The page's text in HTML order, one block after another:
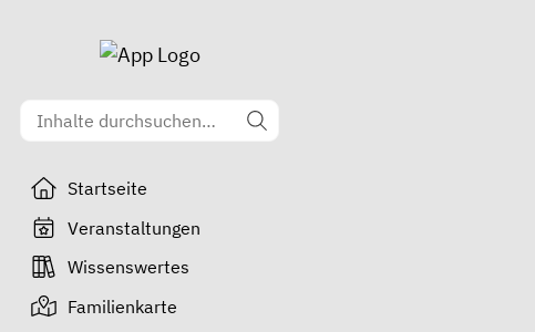
Startseite
Veranstaltungen
Wissenswertes
Familienkarte